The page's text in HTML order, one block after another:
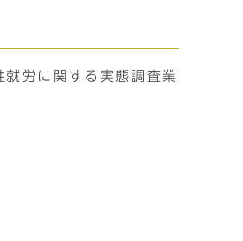
労に関する実態調査業